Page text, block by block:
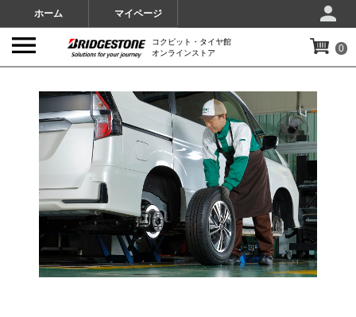
ホーム マイページ
コクピット・タイヤ館
オンラインストア
0